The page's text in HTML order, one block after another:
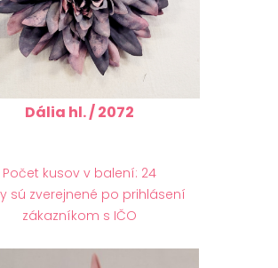
Dália hl. / 2072
Počet kusov v balení: 24
sú zverejnené po prihlásení
zákazníkom s IČO